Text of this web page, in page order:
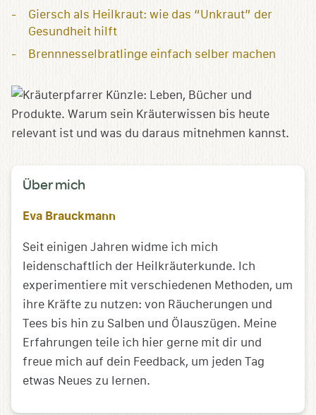
Giersch als Heilkraut: wie das “Unkraut” der
Gesundheit hilft
Brennnesselbratlinge einfach selber machen
Über mich
Eva Brauckmann
Seit einigen Jahren widme ich mich
leidenschaftlich der Heilkräuterkunde. Ich
experimentiere mit verschiedenen Methoden, um
ihre Kräfte zu nutzen: von Räucherungen und
Tees bis hin zu Salben und Ölauszügen. Meine
Erfahrungen teile ich hier gerne mit dir und
freue mich auf dein Feedback, um jeden Tag
etwas Neues zu lernen.